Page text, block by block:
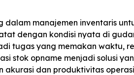
dalam manajemen inventaris
dengan kondisi nyata di
tugas yang memakan waktu,
stok opname menjadi solusi
akurasi dan produktivitas